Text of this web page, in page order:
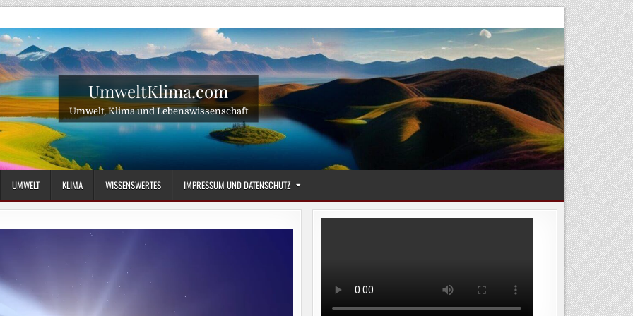
UmweltKlima.com
Umwelt, Klima und Lebenswissenschaft
UMWELT KLIMA WISSENSWERTES IMPRESSUM UND DATENSCHUTZ